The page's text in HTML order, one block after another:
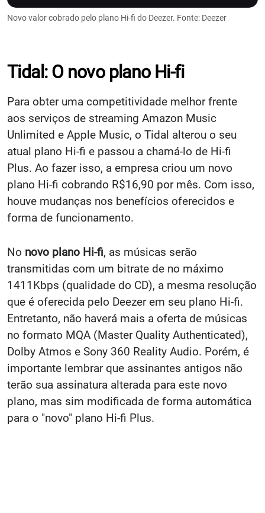
Novo valor cobrado pelo plano Hi-fi do Deezer. Fonte: Deezer
Tidal: O novo plano Hi-fi
Para obter uma competitividade melhor frente
aos serviços de streaming Amazon Music
Unlimited e Apple Music, o Tidal alterou o seu
atual plano Hi-fi e passou a chamá-lo de Hi-fi
Plus. Ao fazer isso, a empresa criou um novo
plano Hi-fi cobrando R$16,90 por mês. Com isso,
houve mudanças nos benefícios oferecidos e
forma de funcionamento.
No novo plano Hi-fi, as músicas serão
transmitidas com um bitrate de no máximo
1411Kbps (qualidade do CD), a mesma resolução
que é oferecida pelo Deezer em seu plano Hi-fi.
Entretanto, não haverá mais a oferta de músicas
no formato MQA (Master Quality Authenticated),
Dolby Atmos e Sony 360 Reality Audio. Porém, é
importante lembrar que assinantes antigos não
terão sua assinatura alterada para este novo
plano, mas sim modificada de forma automática
para o "novo" plano Hi-fi Plus.